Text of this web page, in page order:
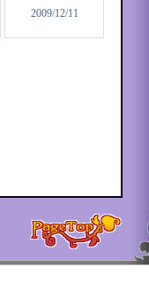
2009/12/11